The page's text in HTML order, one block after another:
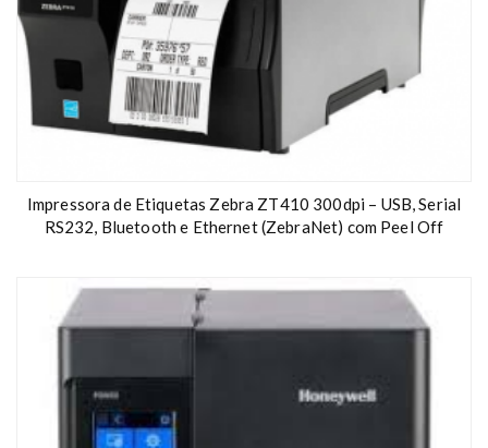
Impressora de Etiquetas Zebra ZT410 300dpi – USB, Serial
RS232, Bluetooth e Ethernet (ZebraNet) com Peel Off